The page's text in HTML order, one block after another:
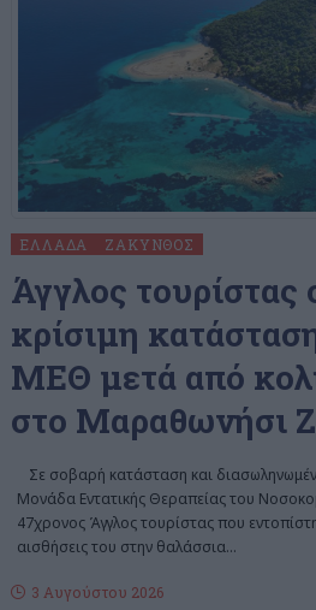
ΕΛΛΆΔΑ ΖΆΚΥΝΘΟΣ
Άγγλος τουρίστας
κρίσιμη
ΜΕΘ μετά από
στο Μαραθωνήσι
Σε σοβαρή κατάσταση και
Μονάδα Εντατικής Θεραπείας του
47χρονος Άγγλος τουρίστας που
αισθήσεις του στην θαλάσσια…
3 Αυγούστου 2026